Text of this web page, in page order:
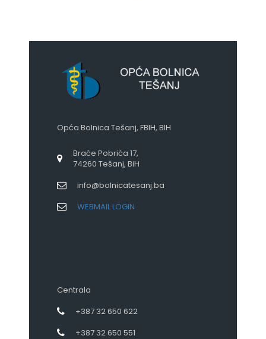
Opća Bolnica Tešanj, FBIH, BIH
Braće Pobrića 17,
74260 Tešanj, BiH
info@bolnicatesanj.ba
WEBMAIL LOGIN
Centrala
+387 32 650 622
+387 32 650 551